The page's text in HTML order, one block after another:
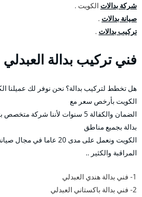
شركة بدالاتالكويت .
صيانة بدالات.
تركيب بدالات.
فني تركيب بدالة العبدلي
هل تخطط لتركيب بدالة؟ نحن نوفر لك عميلنا
الكويت بأرخص سعر مع
الضمان والكفالة 5 سنوات لأننا
بدالة بجميع مناطق
الكويت ونعمل على مدى 20
المراقبة والكثير ..
1- فني بدالة هندي العبدلي
2- فني بدالة باكستاني العبدلي